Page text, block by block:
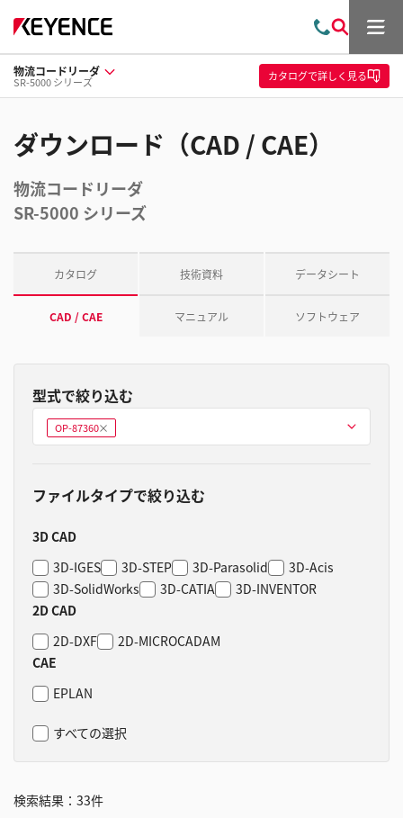
問
い
合
わ
索
メ
ュ
ー
物流コードリーダ
SR-5000 シリーズ カタログで詳しく見る
ダウンロード（CAD / CAE）
物流コードリーダ
SR-5000 シリーズ
カタログ 技術資料 データシート
CAD / CAE マニュアル ソフトウェア
型式で絞り込む
型式を選ぶ
OP-87360削
除
ファイルタイプで絞り込む
3D CAD
3D-IGES
3D-STEP 3D-Parasolid
3D-Acis
3D-SolidWorks
3D-CATIA
3D-INVENTOR
2D CAD
2D-DXF
2D-MICROCADAM
CAE
EPLAN
すべての選択
検索結果： 33件